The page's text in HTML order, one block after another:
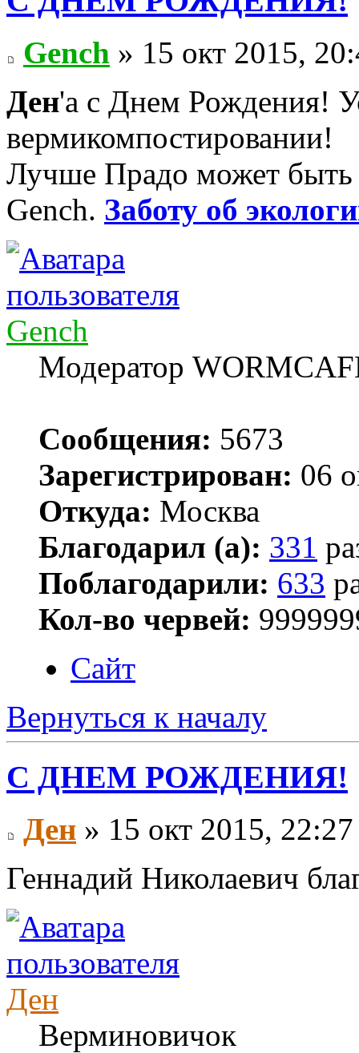
Gench » 15 окт 2015,
Ден'а с Днем Рождения!
вермикомпостировании!
Лучше Прадо может
Gench. Заботу об
Gench
Модератор
Сообщения: 5673
Зарегистрирован: 06
Откуда: Москва
Благодарил (а): 331
Поблагодарили: 633
Кол-во червей:
Сайт
Вернуться к началу
С ДНЕМ РОЖДЕНИЯ!
Ден » 15 окт 2015, 22:27
Геннадий Николаевич
Ден
Верминовичок